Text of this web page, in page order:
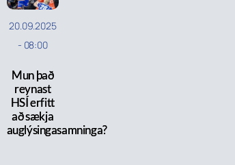
20.09.2025
- 08:00
Mun það
reynast
HSÍ erfitt
að sækja
auglýsingasamninga?